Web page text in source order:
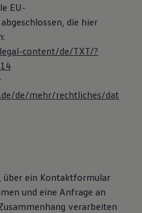
EU-
die hier
content/de/TXT/?
de/mehr/rechtliches/dat
über ein Kontaktformular
und eine Anfrage an
verarbeiten